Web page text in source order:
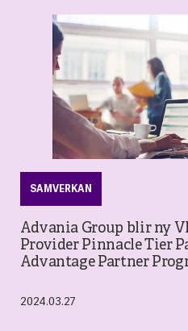
SAMVERKAN
Advania Group blir ny
Provider Pinnacle Tier
Advantage Partner
2024.03.27